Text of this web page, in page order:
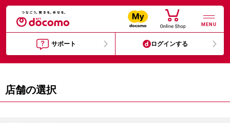
MENU
サポート ログインする
店舗の選択